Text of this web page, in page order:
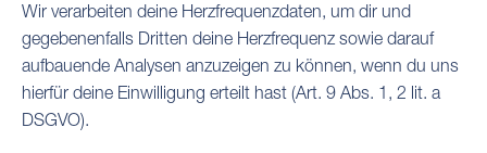
Wir verarbeiten deine Herzfrequenzdaten, um dir und
gegebenenfalls Dritten deine Herzfrequenz sowie darauf
aufbauende Analysen anzuzeigen zu können, wenn du uns
hierfür deine Einwilligung erteilt hast (Art. 9 Abs. 1, 2 lit. a
DSGVO).